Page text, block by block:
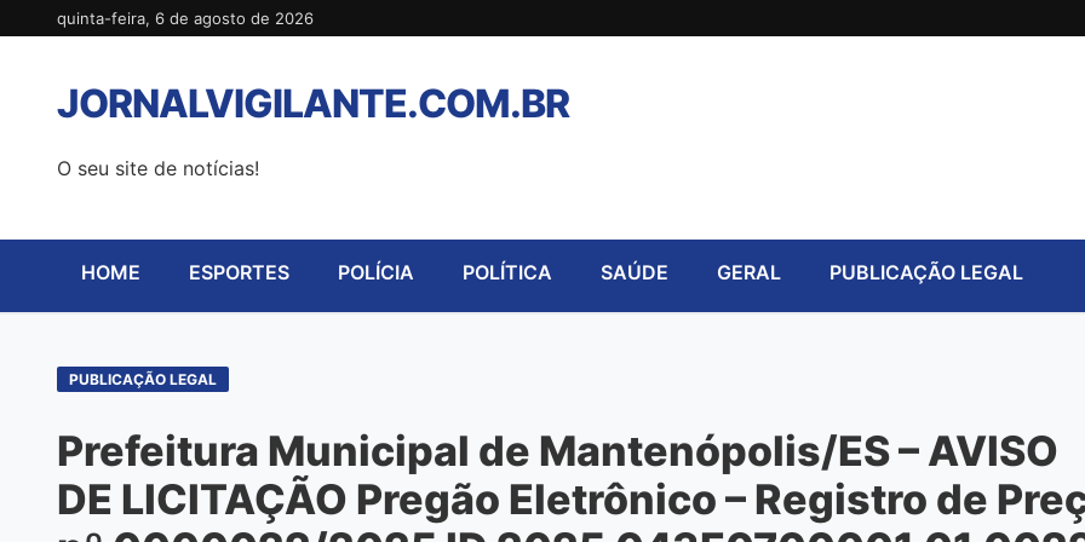
para
conteúdo
quinta-feira, 6 de agosto de 2026
JORNALVIGILANTE.COM.BR
O seu site de notícias!
HOME ESPORTES POLÍCIA POLÍTICA SAÚDE GERAL PUBLICAÇÃO LEGAL
PUBLICAÇÃO LEGAL
Prefeitura Municipal de Mantenópolis/ES – AVISO
DE LICITAÇÃO Pregão Eletrônico – Registro de